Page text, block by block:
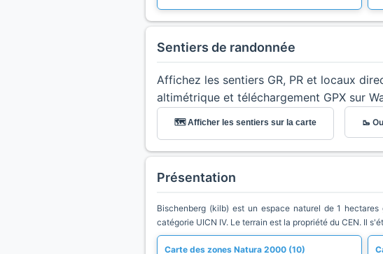
Sentiers de randonnée
Affichez les sentiers GR, PR et locaux
altimétrique et téléchargement GPX sur
🗺️ Afficher les sentiers sur la carte 🥾
Présentation
Bischenberg (kilb) est un espace naturel de 1
catégorie UICN IV. Le terrain est la propriété du CEN. Il
Carte des zones Natura 2000 (10)